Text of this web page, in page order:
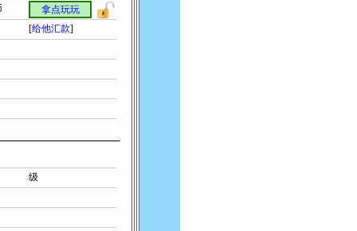
拿点玩玩
[给他汇款]
级